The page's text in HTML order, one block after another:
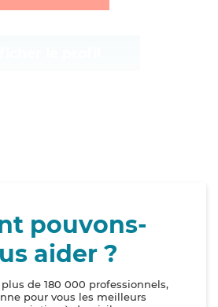
pouvons-
aider ?
de 180 000 professionnels,
pour vous les meilleurs